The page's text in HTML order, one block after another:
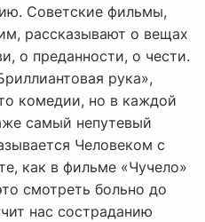
Советские фильмы,
рассказывают о вещах
о преданности, о чести.
рука»,
комедии, но в каждой
самый непутевый
Человеком с
как в фильме «Чучело»
смотреть больно до
нас состраданию